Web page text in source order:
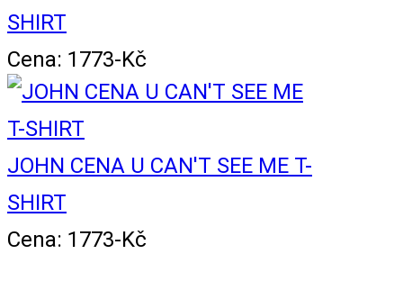
SHIRT
Cena: 1773-Kč
JOHN CENA U CAN'T SEE ME T-
SHIRT
Cena: 1773-Kč